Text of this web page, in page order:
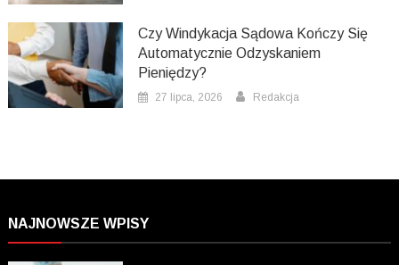
Czy Windykacja Sądowa Kończy Się
Automatycznie Odzyskaniem
Pieniędzy?
27 lipca, 2026 Redakcja
NAJNOWSZE WPISY